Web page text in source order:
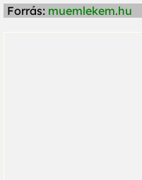
Forrás: muemlekem.hu